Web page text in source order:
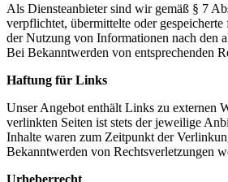
Als Diensteanbieter sind wir gemäß § 7
verpflichtet, übermittelte oder
der Nutzung von Informationen nach den
Bei Bekanntwerden von entsprechenden
Haftung für Links
Unser Angebot enthält Links zu externen
verlinkten Seiten ist stets der jeweilige
Inhalte waren zum Zeitpunkt der
Bekanntwerden von Rechtsverletzungen
Urheberrecht